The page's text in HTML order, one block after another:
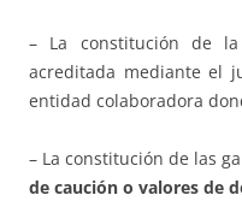
– La constitución de
acreditada mediante el
entidad colaboradora
– La constitución de las
de caución o valores de